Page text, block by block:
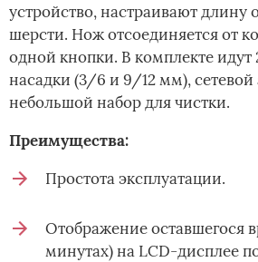
устройство, настраивают длину
шерсти. Нож отсоединяется от
одной кнопки. В комплекте
насадки (3/6 и 9/12 мм), сетевой
небольшой набор для чистки.
Преимущества:
Простота эксплуатации.
Отображение оставшегося
минутах) на LCD-дисплее